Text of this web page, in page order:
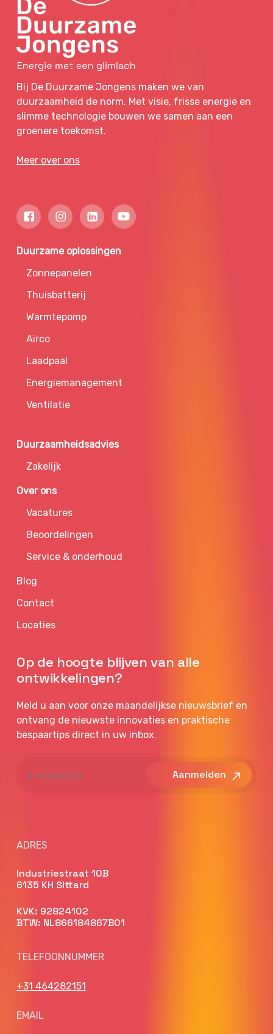
Bij De Duurzame Jongens maken we van
duurzaamheid de norm. Met visie, frisse energie en
slimme technologie bouwen we samen aan een
groenere toekomst.
Meer over ons
Duurzame oplossingen
Zonnepanelen
Thuisbatterij
Warmtepomp
Airco
Laadpaal
Energiemanagement
Ventilatie
Duurzaamheidsadvies
Zakelijk
Over ons
Vacatures
Beoordelingen
Service & onderhoud
Blog
Contact
Locaties
Op de hoogte blijven van alle
ontwikkelingen?
Meld u aan voor onze maandelijkse nieuwsbrief en
ontvang de nieuwste innovaties en praktische
bespaartips direct in uw inbox.
mailadres
ADRES
Industriestraat 10B
6135 KH Sittard
KVK: 92824102
BTW: NL866184867B01
TELEFOONNUMMER
+31 464282151
EMAIL